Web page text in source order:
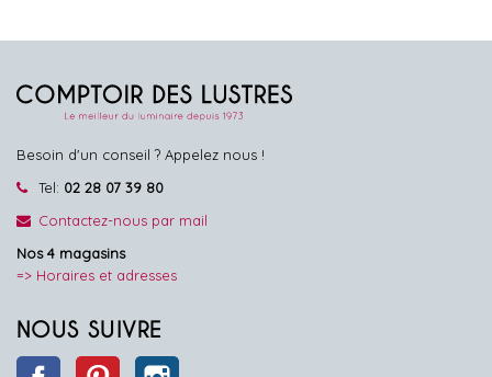
Besoin d'un conseil ? Appelez nous !
Tel: 02 28 07 39 80
Contactez-nous par mail
Nos 4 magasins
=> Horaires et adresses
NOUS SUIVRE
Facebook Pinterest